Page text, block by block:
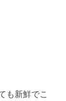
も新鮮でこ